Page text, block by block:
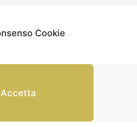
Cookie
Accetta
All Rights Reserved |